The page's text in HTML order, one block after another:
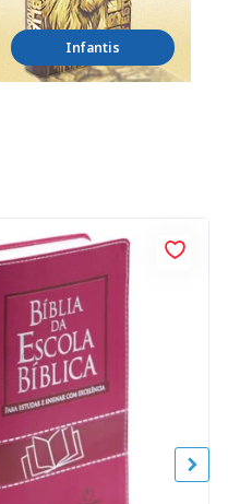
Infantis